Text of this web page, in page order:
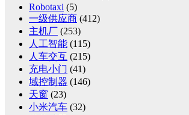
Robotaxi (5)
一级供应商 (412)
主机厂 (253)
人工智能 (115)
人车交互 (215)
充电小门 (41)
域控制器 (146)
天窗 (23)
小米汽车 (32)